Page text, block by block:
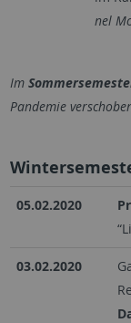
nel
Im
Pandemie
05.02.2020
03.02.2020